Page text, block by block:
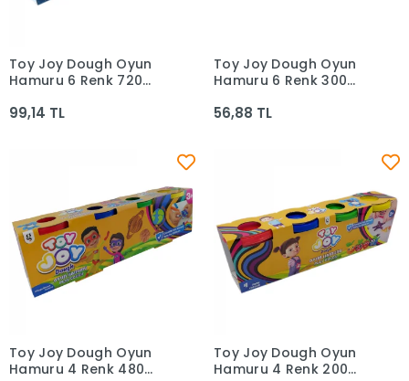
Sepete Ekle
Toy Joy Dough Oyun
Hamuru 6 Renk 720
99,14 TL
Sepete Ekle
Toy Joy Dough Oyun
Hamuru 6 Renk 300
56,88 TL
Sepete Ekle
Toy Joy Dough Oyun
Hamuru 4 Renk 480
Sepete Ekle
Toy Joy Dough Oyun
Hamuru 4 Renk 200